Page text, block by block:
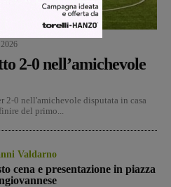
2-0 nell’amichevole
2-0 nell'amichevole disputata in casa
del primo...
Valdarno
cena e presentazione in piazza